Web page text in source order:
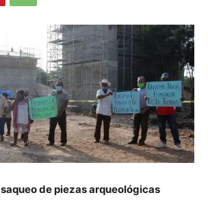
de piezas arqueológicas